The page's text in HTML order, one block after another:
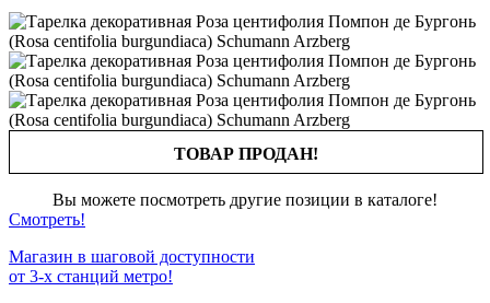
ТОВАР ПРОДАН!
Вы можете посмотреть другие позиции в каталоге!
Смотреть!
Магазин в шаговой доступности
от 3-х станций метро!